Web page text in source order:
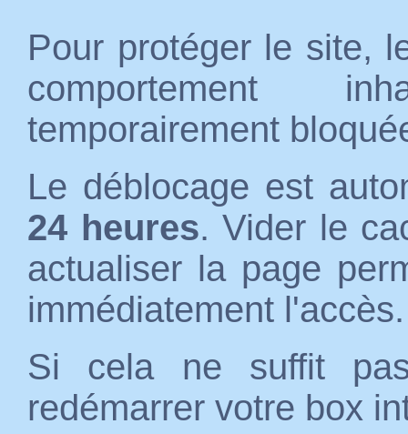
Pour protéger le site,
comportement
temporairement
Le déblocage est
24 heures. Vider le
actualiser la page
immédiatement l'accès.
Si cela ne suffit
redémarrer votre box